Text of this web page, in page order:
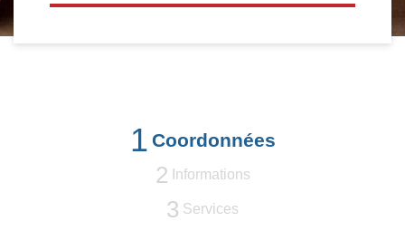
1 Coordonnées
2 Informations
3 Services